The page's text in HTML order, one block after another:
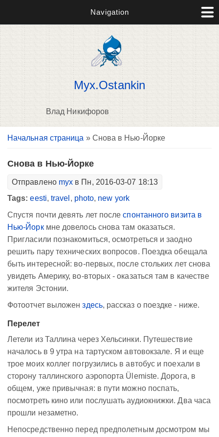
Navigation
Myx.Ostankin
Влад Никифоров
Вы здесь
Начальная страница » Снова в Нью-Йорке
Снова в Нью-Йорке
Отправлено myx в Пн, 2016-03-07 18:13
Tags:eesti,travel , photo, new york
Спустя почти девять лет послеспонтанного визита в
Нью-Йоркмне довелось снова там оказаться.
Пригласили познакомиться, осмотреться и заодно
решить пару технических вопросов. Поездка обещала
быть интересной: во-первых, после стольких лет снова
увидеть Америку, во-вторых - оказаться там в качестве
жителя Эстонии.
Фотоотчет выложенздесь, рассказ о поездке - ниже.
Перелет
Летели из Таллина через Хельсинки. Путешествие
началось в 9 утра на тартуском автовокзале. Я и еще
трое моих коллег погрузились в автобус и поехали в
сторону таллинского аэропорта Ülemiste. Дорога, в
общем, уже привычная: в пути можно поспать,
посмотреть кино или послушать аудиокнижки. Два часа
прошли незаметно.
Непосредственно перед предполетным досмотром мы